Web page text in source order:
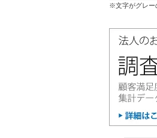
※文字がグレー